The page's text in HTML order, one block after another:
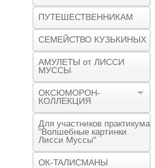
ПУТЕШЕСТВЕННИКАМ
СЕМЕЙСТВО КУЗЬКИНЫХ
АМУЛЕТЫ от ЛИССИ
МУССЫ
ОКСЮМОРОН-
КОЛЛЕКЦИЯ
Для участников практикума
"Волшебные картинки
Лисси Муссы"
ОК-ТАЛИСМАНЫ